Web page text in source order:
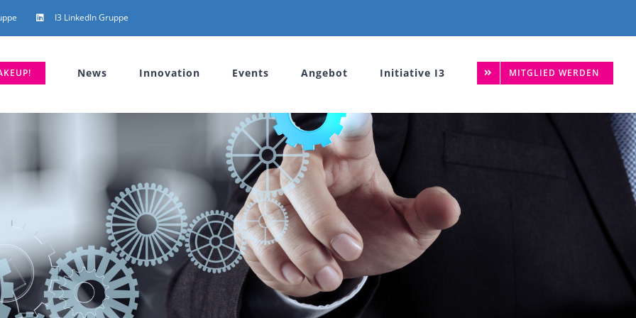
I3 LinkedIn Gruppe
News Innovation Events Angebot Initiative I3 MITGLIED WERDEN